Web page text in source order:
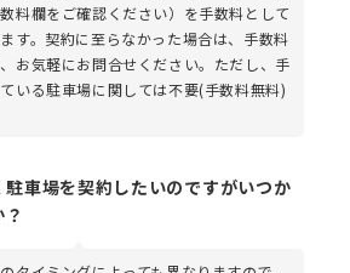
数料欄をご確認ください）を手数料として
す。契約に至らなかった場合は、手数料
お気軽にお問合せください。ただし、手
いる駐車場に関しては不要(手数料無料)
駐車場を契約したいのですがいつか